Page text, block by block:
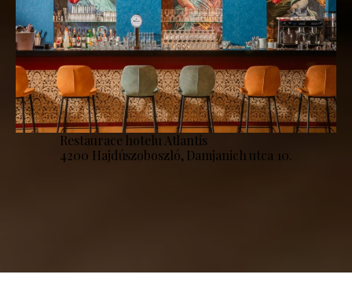
Restaurace hotelu Atlantis
4200 Hajdúszoboszló, Damjanich utca 10.